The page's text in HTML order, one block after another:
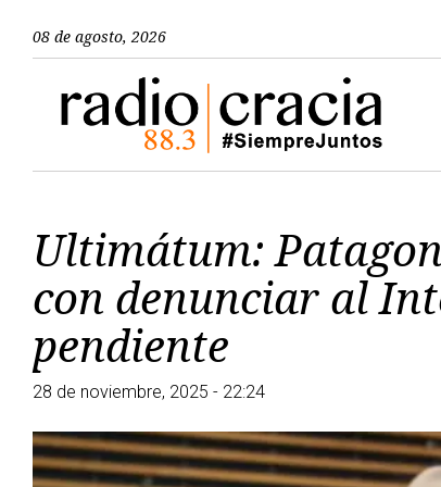
08 de agosto, 2026
Ultimátum:
con denunciar al
pendiente
28 de noviembre, 2025 - 22:24